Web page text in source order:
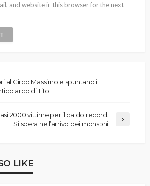
and website in this browser for the next
al Circo Massimo e spuntano i
arco di Tito
2000 vittime per il caldo record.
Si spera nell’arrivo dei monsoni
LIKE